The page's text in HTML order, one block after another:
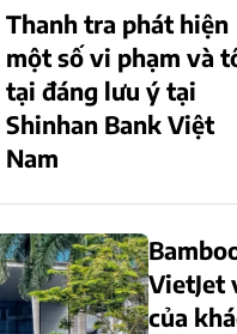
Thanh tra phát hiện
một số vi phạm và
tại đáng lưu ý tại
Shinhan Bank Việt
Nam
VietJet
của